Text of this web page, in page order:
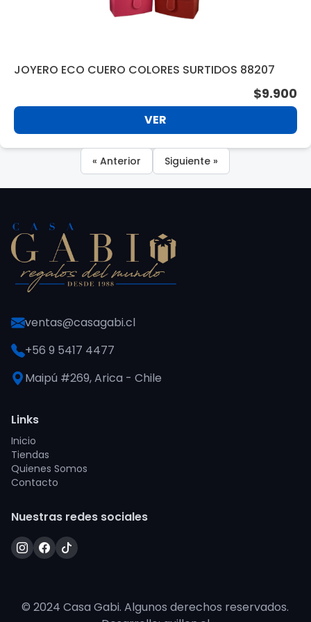
JOYERO ECO CUERO COLORES SURTIDOS 88207
$9.900
VER
« Anterior Siguiente »
ventas@casagabi.cl
+56 9 5417 4477
Maipú #269, Arica - Chile
Links
Inicio
Tiendas
Quienes Somos
Contacto
Nuestras redes sociales
© 2024 Casa Gabi. Algunos derechos reservados.